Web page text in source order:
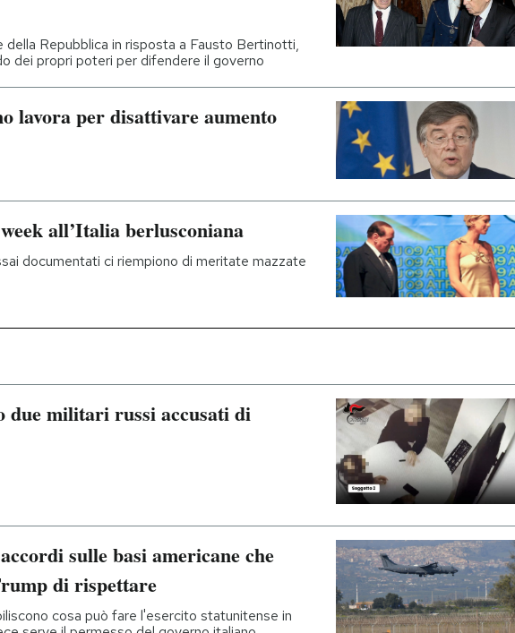
Repubblica in risposta a Fausto Bertinotti,
dei propri poteri per difendere il governo
lavora per disattivare aumento
all’Italia berlusconiana
documentati ci riempiono di meritate mazzate
due militari russi accusati di
sulle basi americane che
di rispettare
cosa può fare l'esercito statunitense in